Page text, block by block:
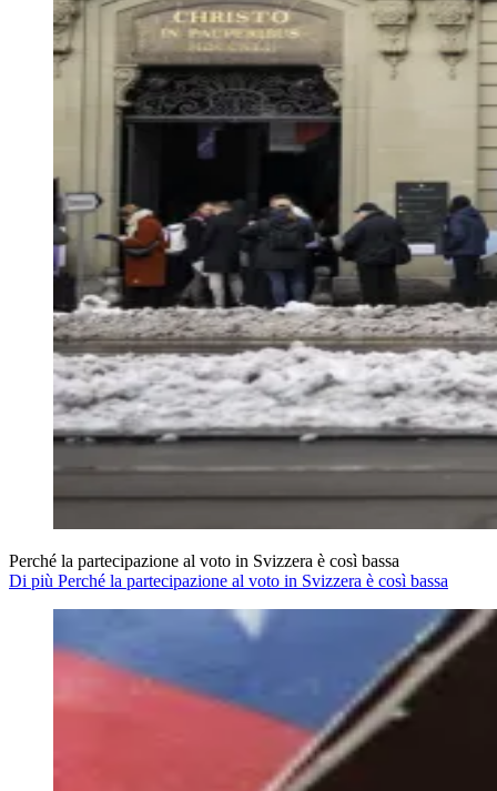
Perché la partecipazione al voto in Svizzera è così bassa
Di più Perché la partecipazione al voto in Svizzera è così bassa